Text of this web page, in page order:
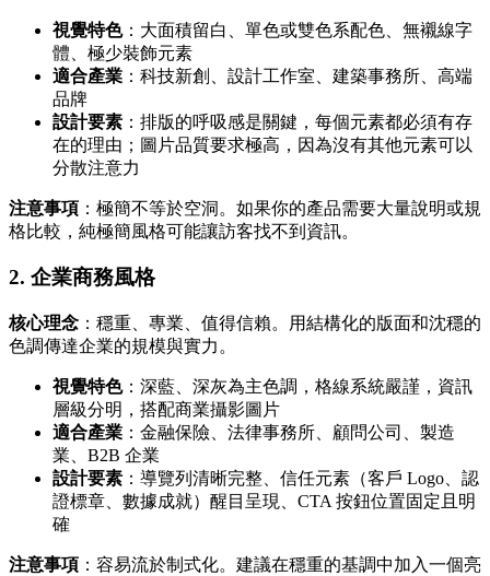
視覺特色：大面積留白、單色或雙色系配色、無襯線字
體、極少裝飾元素
適合產業 ：科技新創、設計工作室、建築事務所、高端
品牌
設計要素 ：排版的呼吸感是關鍵，每個元素都必須有存
在的理由；圖片品質要求極高，因為沒有其他元素可以
分散注意力
注意事項 ：極簡不等於空洞。如果你的產品需要大量說明或規
格比較，純極簡風格可能讓訪客找不到資訊。
2. 企業商務風格
核心理念 ：穩重、專業、值得信賴。用結構化的版面和沈穩的
色調傳達企業的規模與實力。
視覺特色：深藍、深灰為主色調，格線系統嚴謹，資訊
層級分明，搭配商業攝影圖片
適合產業 ：金融保險、法律事務所、顧問公司、製造
業、B2B 企業
設計要素 ：導覽列清晰完整、信任元素（客戶 Logo、認
證標章、數據成就）醒目呈現、CTA 按鈕位置固定且明
確
注意事項 ：容易流於制式化。建議在穩重的基調中加入一個亮